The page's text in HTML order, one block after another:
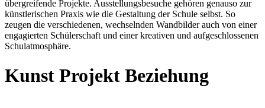
übergreifende Projekte. Ausstellungsbesuche gehören genauso zur
künstlerischen Praxis wie die Gestaltung der Schule selbst. So
zeugen die verschiedenen, wechselnden Wandbilder auch von einer
engagierten Schülerschaft und einer kreativen und aufgeschlossenen
Schulatmosphäre.
Kunst Projekt Beziehung